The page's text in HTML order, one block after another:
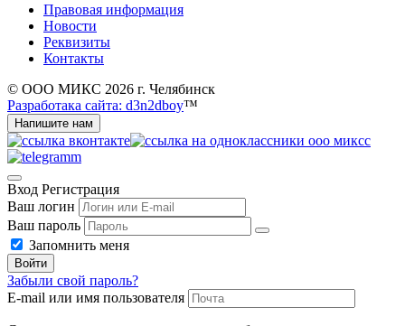
Правовая информация
Новости
Реквизиты
Контакты
© ООО МИКС 2026 г. Челябинск
Разработака сайта: d3n2dboy™
Напишите нам
Вход Регистрация
Ваш логин
Ваш пароль
Запомнить меня
Войти
Забыли свой пароль?
E-mail или имя пользователя